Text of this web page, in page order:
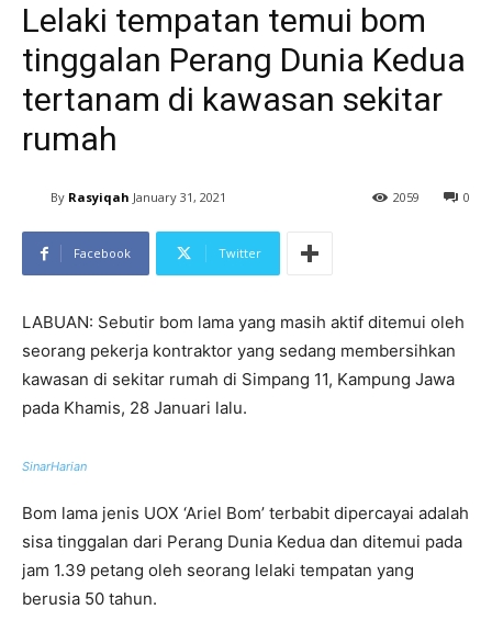
Lelaki tempatan temui bom
tinggalan Perang Dunia Kedua
tertanam di kawasan sekitar
rumah
By Rasyiqah January 31, 2021 0
2059
Facebook Twitter
LABUAN: Sebutir bom lama yang masih aktif ditemui oleh
seorang pekerja kontraktor yang sedang membersihkan
kawasan di sekitar rumah di Simpang 11, Kampung Jawa
pada Khamis, 28 Januari lalu.
SinarHarian
Bom lama jenis UOX ‘Ariel Bom’ terbabit dipercayai adalah
sisa tinggalan dari Perang Dunia Kedua dan ditemui pada
jam 1.39 petang oleh seorang lelaki tempatan yang
berusia 50 tahun.